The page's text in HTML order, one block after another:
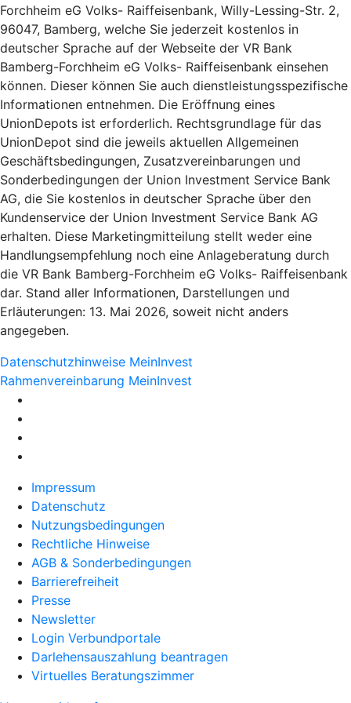
Forchheim eG Volks- Raiffeisenbank, Willy-Lessing-Str. 2,
96047, Bamberg, welche Sie jederzeit kostenlos in
deutscher Sprache auf der Webseite der VR Bank
Bamberg-Forchheim eG Volks- Raiffeisenbank einsehen
können. Dieser können Sie auch dienstleistungsspezifische
Informationen entnehmen. Die Eröffnung eines
UnionDepots ist erforderlich. Rechtsgrundlage für das
UnionDepot sind die jeweils aktuellen Allgemeinen
Geschäftsbedingungen, Zusatzvereinbarungen und
Sonderbedingungen der Union Investment Service Bank
AG, die Sie kostenlos in deutscher Sprache über den
Kundenservice der Union Investment Service Bank AG
erhalten. Diese Marketingmitteilung stellt weder eine
Handlungsempfehlung noch eine Anlageberatung durch
die VR Bank Bamberg-Forchheim eG Volks- Raiffeisenbank
dar. Stand aller Informationen, Darstellungen und
Erläuterungen: 13. Mai 2026, soweit nicht anders
angegeben.
Datenschutzhinweise MeinInvest
Rahmenvereinbarung MeinInvest
Impressum
Datenschutz
Nutzungsbedingungen
Rechtliche Hinweise
AGB & Sonderbedingungen
Barrierefreiheit
Presse
Newsletter
Login Verbundportale
Darlehensauszahlung beantragen
Virtuelles Beratungszimmer